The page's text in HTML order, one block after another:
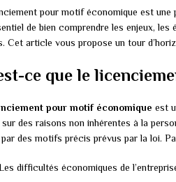
pour motif économique est une
de bien comprendre les enjeux,
Cet article vous propose un tour
ce que le
pour motif économique est
des raisons non inhérentes à la
des motifs précis prévus par la loi.
difficultés économiques de